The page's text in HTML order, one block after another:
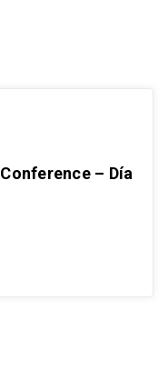
– Día